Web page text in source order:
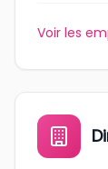
Voir les